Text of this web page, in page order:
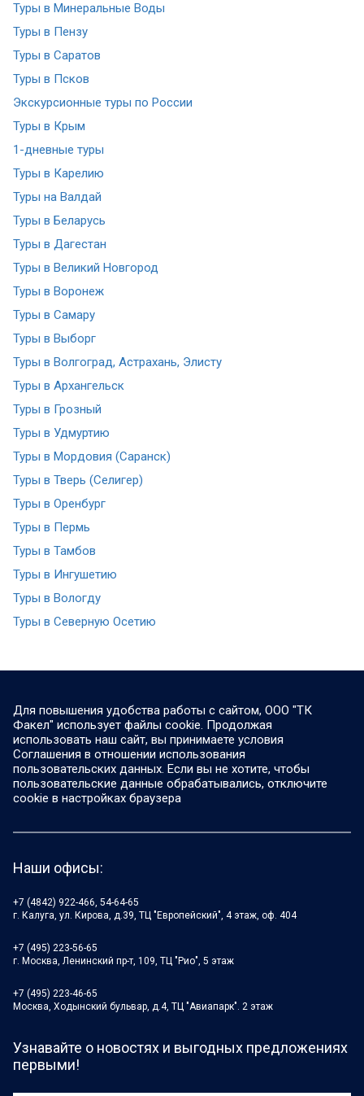
Туры в Минеральные Воды
Туры в Пензу
Туры в Саратов
Туры в Псков
Экскурсионные туры по России
Туры в Крым
1-дневные туры
Туры в Карелию
Туры на Валдай
Туры в Беларусь
Туры в Дагестан
Туры в Великий Новгород
Туры в Воронеж
Туры в Самару
Туры в Выборг
Туры в Волгоград, Астрахань, Элисту
Туры в Архангельск
Туры в Грозный
Туры в Удмуртию
Туры в Мордовия (Саранск)
Туры в Тверь (Селигер)
Туры в Оренбург
Туры в Пермь
Туры в Тамбов
Туры в Ингушетию
Туры в Вологду
Туры в Северную Осетию
Для повышения удобства работы с сайтом, ООО "ТК
Факел" использует файлы cookie. Продолжая
использовать наш сайт, вы принимаете условия
Соглашения в отношении использования
пользовательских данных. Если вы не хотите, чтобы
пользовательские данные обрабатывались, отключите
cookie в настройках браузера
Наши офисы:
+7 (4842) 922-466, 54-64-65
г. Калуга, ул. Кирова, д.39, ТЦ "Европейский", 4 этаж, оф. 404
+7 (495) 223-56-65
г. Москва, Ленинский пр-т, 109, ТЦ "Рио", 5 этаж
+7 (495) 223-46-65
Москва, Ходынский бульвар, д.4, ТЦ "Авиапарк". 2 этаж
Узнавайте о новостях и выгодных предложениях
первыми!